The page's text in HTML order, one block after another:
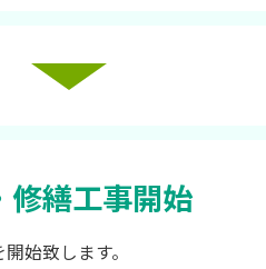
修繕工事開始
始致します。